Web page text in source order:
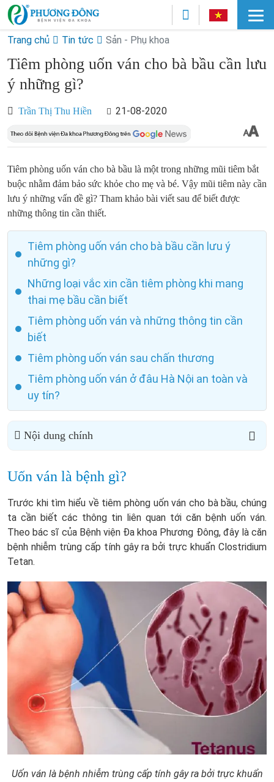
Trang chủ Tin tức Sản - Phụ khoa
Tiêm phòng uốn ván cho bà bầu cần lưu
ý những gì?
Trần Thị Thu Hiền 21-08-2020
Tiêm phòng uốn ván cho bà bầu là một trong những mũi tiêm bắt
buộc nhằm đảm bảo sức khỏe cho mẹ và bé. Vậy mũi tiêm này cần
lưu ý những vấn đề gì? Tham khảo bài viết sau để biết được
những thông tin cần thiết.
Tiêm phòng uốn ván cho bà bầu cần lưu ý
những gì?
Những loại vắc xin cần tiêm phòng khi mang
thai mẹ bầu cần biết
Tiêm phòng uốn ván và những thông tin cần
biết
Tiêm phòng uốn ván sau chấn thương
Tiêm phòng uốn ván ở đâu Hà Nội an toàn và
uy tín?
Nội dung chính
Uốn ván là bệnh gì?
Trước khi tìm hiểu về tiêm phòng uốn ván cho bà bầu, chúng
ta cần biết các thông tin liên quan tới căn bệnh uốn ván.
Theo bác sĩ của Bệnh viện Đa khoa Phương Đông, đây là căn
bệnh nhiễm trùng cấp tính gây ra bởi trực khuẩn Clostridium
Tetan.
Uốn ván là bệnh nhiễm trùng cấp tính gây ra bởi trực khuẩn